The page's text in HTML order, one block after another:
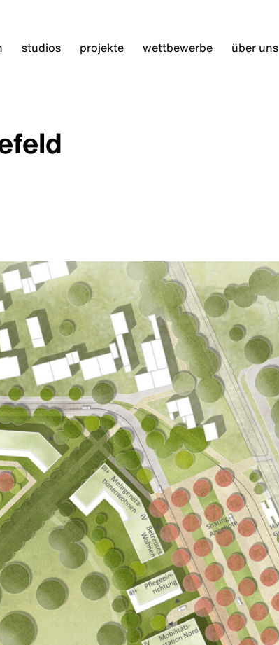
studios projekte wettbewerbe über uns